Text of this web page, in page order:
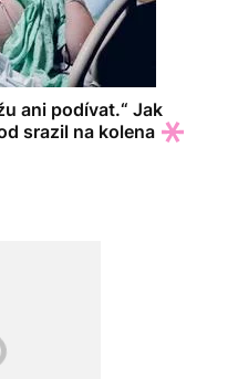
ani podívat.“ Jak
srazil na kolena